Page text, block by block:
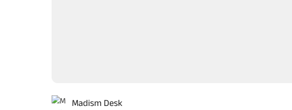
Madism Desk